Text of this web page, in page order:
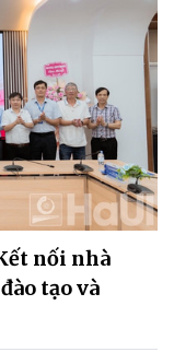
nối nhà
tạo và